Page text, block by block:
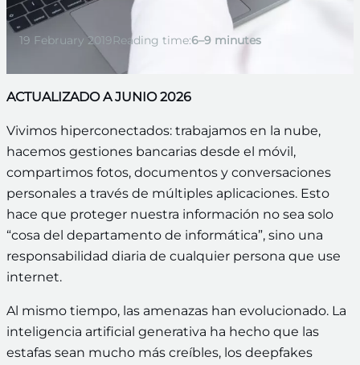
19 February 2019Reading time:6–9 minutes
ACTUALIZADO A JUNIO 2026
Vivimos hiperconectados: trabajamos en la nube,
hacemos gestiones bancarias desde el móvil,
compartimos fotos, documentos y conversaciones
personales a través de múltiples aplicaciones. Esto
hace que proteger nuestra información no sea solo
“cosa del departamento de informática”, sino una
responsabilidad diaria de cualquier persona que use
internet.
Al mismo tiempo, las amenazas han evolucionado. La
inteligencia artificial generativa ha hecho que las
estafas sean mucho más creíbles, los deepfakes